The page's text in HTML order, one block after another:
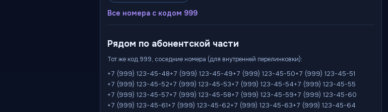
Все номера с кодом 999
Рядом по абонентской части
Тот же код 999, соседние номера (для внутренней перелинковки):
+7 (999) 123-45-48+7 (999) 123-45-49+7 (999) 123-45-50+7 (999) 123-45-51
+7 (999) 123-45-52+7 (999) 123-45-53+7 (999) 123-45-54+7 (999) 123-45-55
+7 (999) 123-45-57+7 (999) 123-45-58+7 (999) 123-45-59+7 (999) 123-45-60
+7 (999) 123-45-61+7 (999) 123-45-62+7 (999) 123-45-63+7 (999) 123-45-64